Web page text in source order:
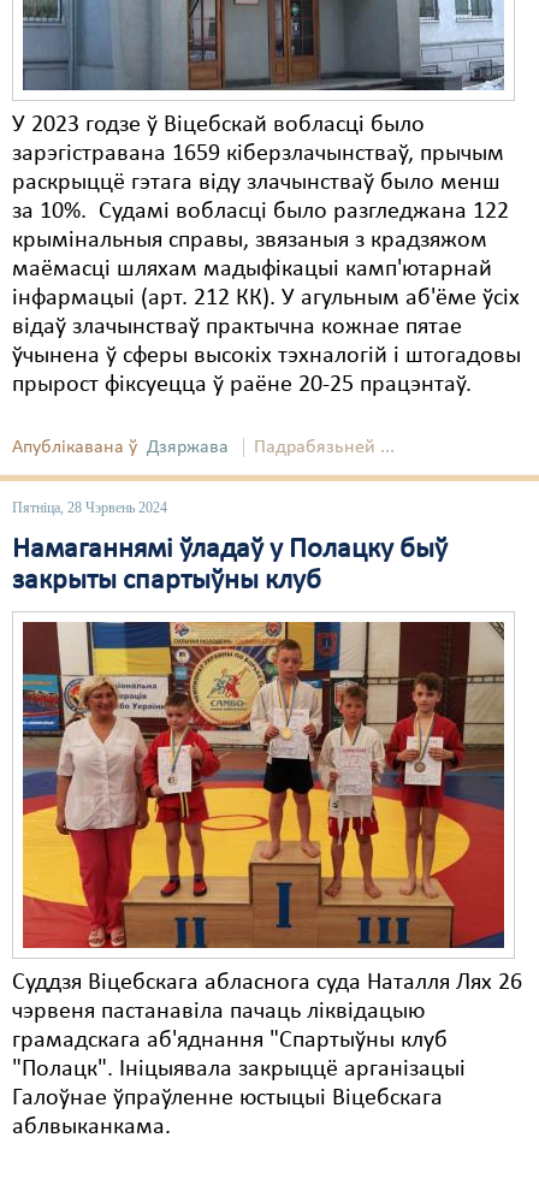
У 2023 годзе ў Віцебскай вобласці было
зарэгістравана 1659 кіберзлачынстваў, прычым
раскрыццё гэтага віду злачынстваў было менш
за 10%. Судамі вобласці было разгледжана 122
крымінальныя справы, звязаныя з крадзяжом
маёмасці шляхам мадыфікацыі камп'ютарнай
інфармацыі (арт. 212 КК). У агульным аб'ёме ўсіх
відаў злачынстваў практычна кожнае пятае
ўчынена ў сферы высокіх тэхналогій і штогадовы
прырост фіксуецца ў раёне 20-25 працэнтаў.
Апублікавана ў Дзяржава Падрабязьней ...
Пятніца, 28 Чэрвень 2024
Намаганнямі ўладаў у Полацку быў
закрыты спартыўны клуб
Суддзя Віцебскага абласнога суда Наталля Лях 26
чэрвеня пастанавіла пачаць ліквідацыю
грамадскага аб'яднання "Спартыўны клуб
"Полацк". Ініцыявала закрыццё арганізацыі
Галоўнае ўпраўленне юстыцыі Віцебскага
аблвыканкама.